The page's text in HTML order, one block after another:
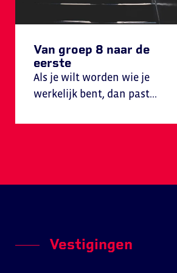
Van groep 8 naar de
eerste
Als je wilt worden wie je
werkelijk bent, dan past...
Vestigingen